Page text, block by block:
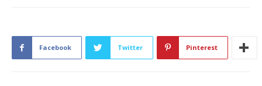
Facebook Twitter Pinterest